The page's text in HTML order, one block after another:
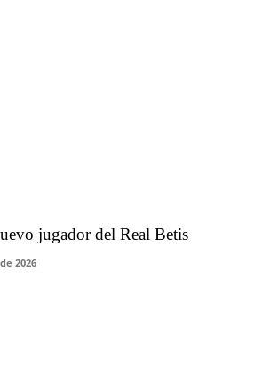
jugador del Real Betis
2026